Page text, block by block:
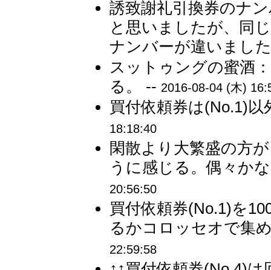
誘致謝礼引換券のナ
と思いましたが、同
ナンバーが違いまし
スットゥングの蜜酒
る。 -- 2016-08-04 (木)
買付依頼券は(No.1)
18:18:40
閑散より大繁盛の方
うに感じる。偶々か
20:56:50
買付依頼券(No.1)を
るかコロッセオで集
22:59:58